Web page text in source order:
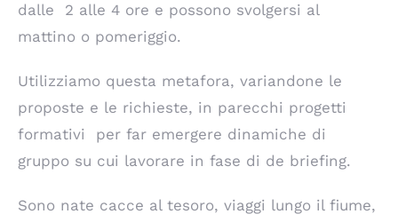
dalle 2 alle 4 ore e possono svolgersi al
mattino o pomeriggio.
Utilizziamo questa metafora, variandone le
proposte e le richieste, in parecchi progetti
formativi per far emergere dinamiche di
gruppo su cui lavorare in fase di de briefing.
Sono nate cacce al tesoro, viaggi lungo il fiume,